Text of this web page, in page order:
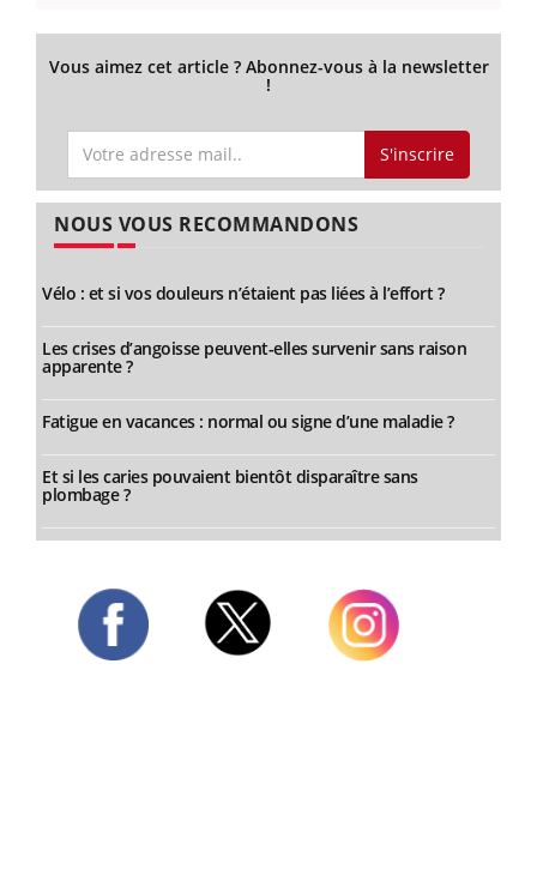
Vous aimez cet article ? Abonnez-vous à la newsletter
!
S'inscrire
NOUS VOUS RECOMMANDONS
Vélo : et si vos douleurs n’étaient pas liées à l’effort ?
Les crises d’angoisse peuvent-elles survenir sans raison
apparente ?
Fatigue en vacances : normal ou signe d’une maladie ?
Et si les caries pouvaient bientôt disparaître sans
plombage ?